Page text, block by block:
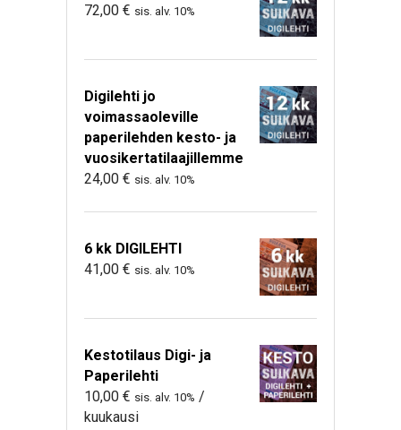
72,00 € sis. alv. 10%
Digilehti jo
voimassaoleville
paperilehden kesto- ja
vuosikertatilaajillemme
24,00 € sis. alv. 10%
6 kk DIGILEHTI
41,00 € sis. alv. 10%
Kestotilaus Digi- ja
Paperilehti
10,00 € sis. alv. 10% /
kuukausi